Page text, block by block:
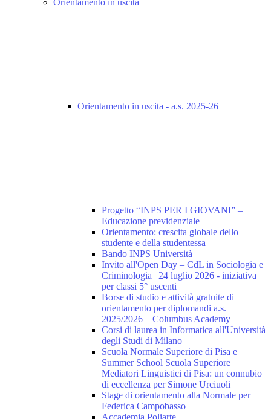
Orientamento in uscita
Orientamento in uscita - a.s. 2025-26
Progetto “INPS PER I GIOVANI” –
Educazione previdenziale
Orientamento: crescita globale dello
studente e della studentessa
Bando INPS Università
Invito all'Open Day – CdL in Sociologia e
Criminologia | 24 luglio 2026 - iniziativa
per classi 5° uscenti
Borse di studio e attività gratuite di
orientamento per diplomandi a.s.
2025/2026 – Columbus Academy
Corsi di laurea in Informatica all'Università
degli Studi di Milano
Scuola Normale Superiore di Pisa e
Summer School Scuola Superiore
Mediatori Linguistici di Pisa: un connubio
di eccellenza per Simone Urciuoli
Stage di orientamento alla Normale per
Federica Campobasso